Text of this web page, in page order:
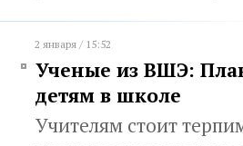
2 января / 15:52
Ученые из ВШЭ:
детям в школе
Учителям стоит